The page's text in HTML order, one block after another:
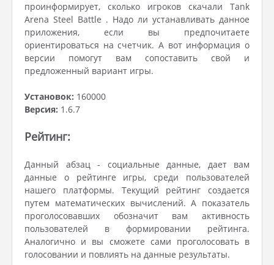
проинформирует, сколько игроков скачали Tank
Arena Steel Battle . Надо ли устанавливать данное
приложения, если вы предпочитаете
ориентироваться на счетчик. А вот информация о
версии помогут вам сопоставить свой и
предложенный вариант игры.
Установок: 160000
Версия: 1.6.7
Рейтинг:
Данный абзац - социальные данные, дает вам
данные о рейтинге игры, среди пользователей
нашего платформы. Текущий рейтинг создается
путем математических вычислений. А показатель
проголосовавших обозначит вам активность
пользователей в формировании рейтинга.
Аналогично и вы сможете сами проголосовать в
голосовании и повлиять на данные результаты.